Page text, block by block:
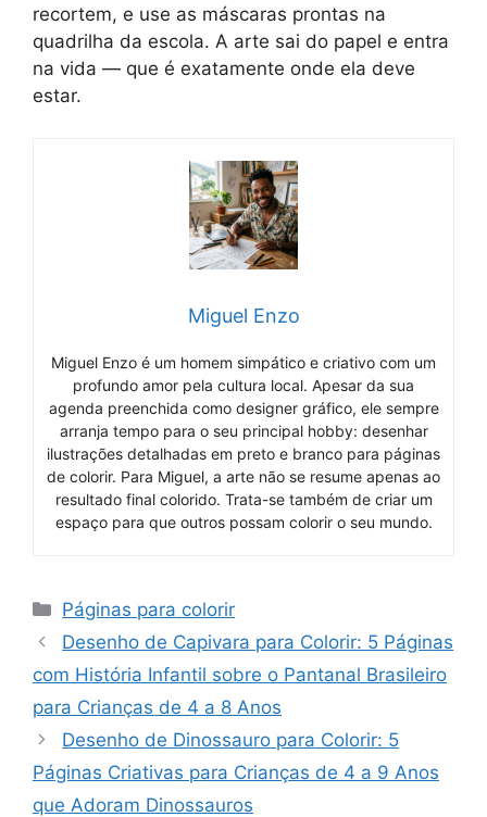
recortem, e use as máscaras prontas na
quadrilha da escola. A arte sai do papel e entra
na vida — que é exatamente onde ela deve
estar.
Miguel Enzo
Miguel Enzo é um homem simpático e criativo com um
profundo amor pela cultura local. Apesar da sua
agenda preenchida como designer gráfico, ele sempre
arranja tempo para o seu principal hobby: desenhar
ilustrações detalhadas em preto e branco para páginas
de colorir. Para Miguel, a arte não se resume apenas ao
resultado final colorido. Trata-se também de criar um
espaço para que outros possam colorir o seu mundo.
Categories
Páginas para colorir
Desenho de Capivara para Colorir: 5 Páginas
com História Infantil sobre o Pantanal Brasileiro
para Crianças de 4 a 8 Anos
Desenho de Dinossauro para Colorir: 5
Páginas Criativas para Crianças de 4 a 9 Anos
que Adoram Dinossauros